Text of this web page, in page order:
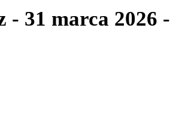
- 31 marca 2026